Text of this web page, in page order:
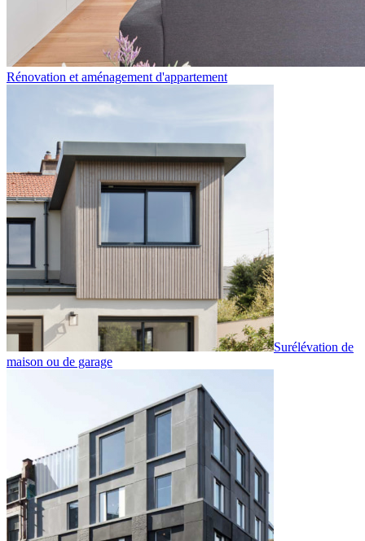
Rénovation et aménagement d'appartement
Surélévation de
maison ou de garage